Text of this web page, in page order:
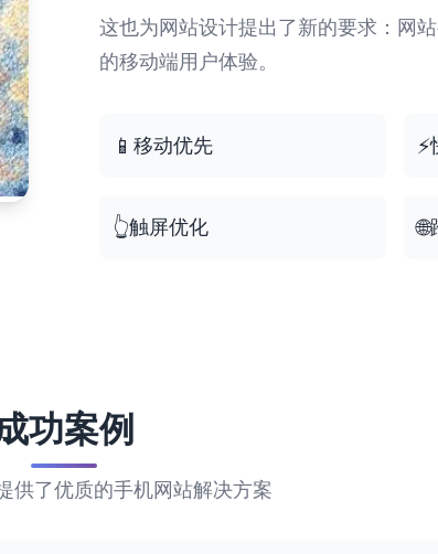
这也为网站设计提出了新的要求：网
的移动端用户体验。
📱 移动优先 ⚡
👆触屏优化 🌐
功案例
供了优质的手机网站解决方案